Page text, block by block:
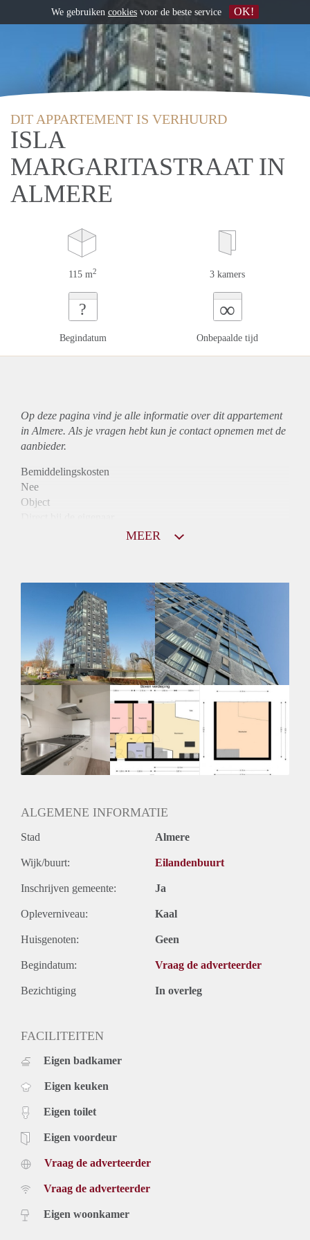
DIT APPARTEMENT IS VERHUURD
ISLA
MARGARITASTRAAT IN
ALMERE
115 m2 3 kamers
?
Begindatum
∞
Onbepaalde tijd
Op deze pagina vind je alle informatie over ditappartement
in Almere. Als je vragen hebt kun je contact opnemen met de
aanbieder.
Bemiddelingskosten
Nee
Object
Niet mogelijk
Inkomen eis
3,1 X Maandhuur Bruto
Huurtermijn
Onbepaalde termijn
Oplevering
Kaal
MEER
ALGEMENE INFORMATIE
Stad Almere
Wijk/buurt: Eilandenbuurt
Inschrijven gemeente: Ja
Opleverniveau: Kaal
Huisgenoten: Geen
Begindatum: Vraag de adverteerder
Bezichtiging In overleg
FACILITEITEN
Eigen badkamer
Eigen keuken
Eigen toilet
Eigen voordeur
Vraag de adverteerder
Vraag de adverteerder
Eigen woonkamer
We gebruiken cookies voor de beste service OK!